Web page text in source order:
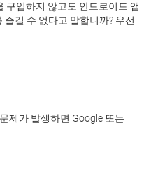
구입하지 않고도 안드로이드 앱
길 수 없다고 말합니까? 우선